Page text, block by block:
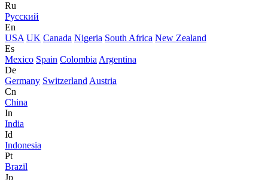
Ru
Русский
En
USA UK Canada Nigeria South Africa New Zealand
Es
Mexico Spain Colombia Argentina
De
Germany Switzerland Austria
Cn
China
In
India
Id
Indonesia
Pt
Brazil
Jp